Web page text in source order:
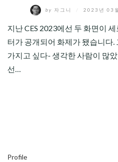
by 자그니 2023년 03
지난 CES 2023에선 두 화면이
터가 공개되어 화제가 됐습니다.
가지고 싶다- 생각한 사람이 많
선…
Profile